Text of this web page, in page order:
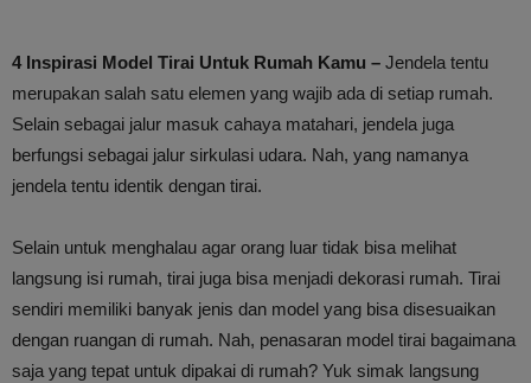
4 Inspirasi Model Tirai Untuk Rumah Kamu – Jendela tentu
merupakan salah satu elemen yang wajib ada di setiap rumah.
Selain sebagai jalur masuk cahaya matahari, jendela juga
berfungsi sebagai jalur sirkulasi udara. Nah, yang namanya
jendela tentu identik dengan tirai.
Selain untuk menghalau agar orang luar tidak bisa melihat
langsung isi rumah, tirai juga bisa menjadi dekorasi rumah. Tirai
sendiri memiliki banyak jenis dan model yang bisa disesuaikan
dengan ruangan di rumah. Nah, penasaran model tirai bagaimana
saja yang tepat untuk dipakai di rumah? Yuk simak langsung